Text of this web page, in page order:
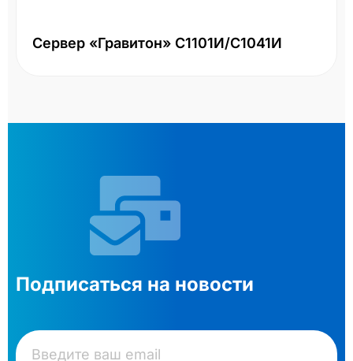
Сервер «Гравитон» С1101И/С1041И
Подписаться на новости